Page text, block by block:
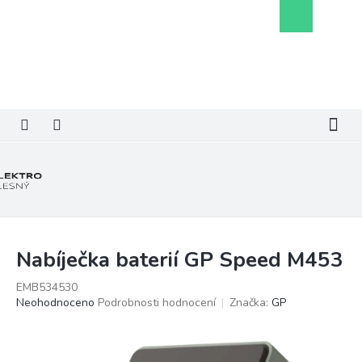
košík
Nabíječka baterií GP Speed M453
EMB534530
Průměrné
Neohodnoceno Podrobnosti hodnocení Značka: GP